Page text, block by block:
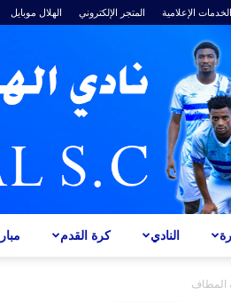
الخدمات الإعلامية المتجر الإلكتروني الهلال موبايل
كرة القدم النادي
المطاف